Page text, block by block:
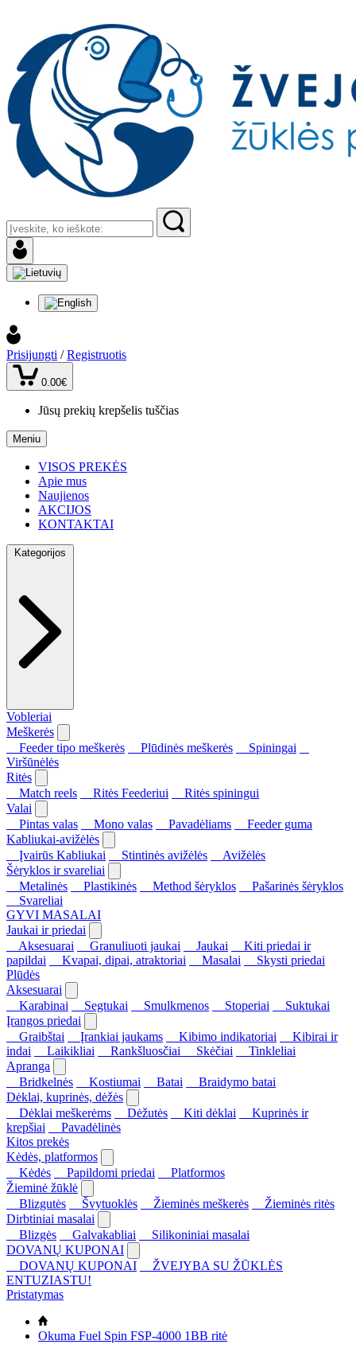
Prisijungti / Registruotis
0.00€
Jūsų prekių krepšelis tuščias
Meniu
VISOS PREKĖS
Apie mus
Naujienos
AKCIJOS
KONTAKTAI
Kategorijos
Vobleriai
Meškerės
Feeder tipo meškerės
Plūdinės meškerės
Spiningai
Viršūnėlės
Ritės
Match reels
Ritės Feederiui
Ritės spiningui
Valai
Pintas valas
Mono valas Pavadėliams
Feeder guma
Kabliukai-avižėlės
Įvairūs Kabliukai
Stintinės avižėlės
Avižėlės
Šėryklos ir svareliai
Metalinės
Plastikinės Method šėryklos
Pašarinės šėryklos
Svareliai
GYVI MASALAI
Jaukai ir priedai
Aksesuarai
Granuliuoti jaukai Jaukai
Kiti priedai ir
papildai
Kvapai, dipai, atraktoriai Masalai
Skysti priedai
Plūdės
Aksesuarai
Karabinai
Segtukai Smulkmenos Stoperiai
Suktukai
Įrangos priedai
Graibštai
Įrankiai jaukams Kibimo indikatoriai
Kibirai ir
indai
Laikikliai Rankšluosčiai Skėčiai
Tinkleliai
Apranga
Bridkelnės
Kostiumai Batai
Braidymo batai
Dėklai, kuprinės, dėžės
Dėklai meškerėms
Dėžutės Kiti dėklai
Kuprinės ir
krepšiai
Pavadėlinės
Kitos prekės
Kėdės, platformos
Kėdės
Papildomi priedai
Platformos
Žieminė žūklė
Blizgutės
Švytuoklės Žieminės meškerės
Žieminės ritės
Dirbtiniai masalai
Blizgės
Galvakabliai
Silikoniniai masalai
DOVANŲ KUPONAI
DOVANŲ KUPONAI
ŽVEJYBA SU ŽŪKLĖS
ENTUZIASTU!
Pristatymas
Okuma Fuel Spin FSP-4000 1BB ritė